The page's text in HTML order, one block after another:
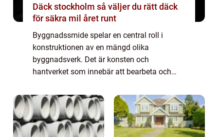
Däck stockholm så väljer du rätt däck
för säkra mil året runt
Byggnadssmide spelar en central roll i
konstruktionen av en mängd olika
byggnadsverk. Det är konsten och
hantverket som innebär att bearbeta och
byggnader, broar, och andra konstruktioner.
Frå...